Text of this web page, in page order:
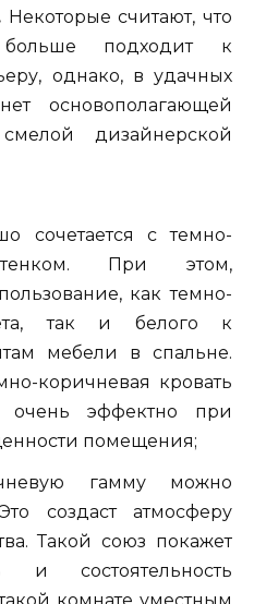
Некоторые считают, что
подходит к
однако, в удачных
основополагающей
дизайнерской
сочетается с темно-
При этом,
как темно-
так и белого к
мебели в спальне.
коричневая кровать
очень эффектно при
помещения;
гамму можно
создаст атмосферу
Такой союз покажет
и состоятельность